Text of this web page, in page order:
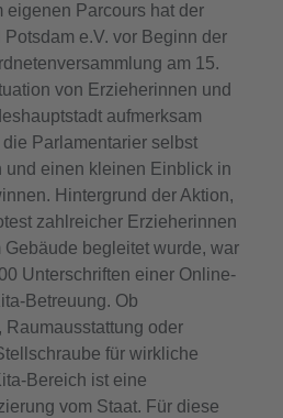
eigenen Parcours hat der
e.V. vor Beginn der
am 15.
von Erzieherinnen und
aufmerksam
Parlamentarier selbst
und einen kleinen Einblick in
Hintergrund der Aktion,
zahlreicher Erzieherinnen
begleitet wurde, war
Unterschriften einer Online-
Betreuung. Ob
Raumausstattung oder
für wirkliche
Bereich ist eine
vom Staat. Für diese